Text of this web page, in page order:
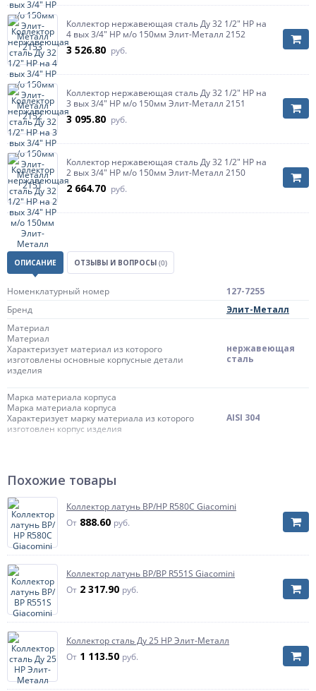
Коллектор нержавеющая сталь Ду 32 1/2" НР на
4 вых 3/4" НР м/о 150мм Элит-Металл 2152
3 526.80 руб.
Коллектор нержавеющая сталь Ду 32 1/2" НР на
3 вых 3/4" НР м/о 150мм Элит-Металл 2151
3 095.80 руб.
Коллектор нержавеющая сталь Ду 32 1/2" НР на
2 вых 3/4" НР м/о 150мм Элит-Металл 2150
2 664.70 руб.
ОПИСАНИЕ ОТЗЫВЫ И ВОПРОСЫ (0)
Номенклатурный номер
127-7255
Бренд
Элит-Металл
Материал
Материал
Характеризует материал из которого
изготовлены основные корпусные детали
изделия
нержавеющая
сталь
Марка материала корпуса
Марка материала корпуса
Характеризует марку материала из которого
изготовлен корпус изделия
AISI 304
Тип присоединения коллектора
Тип присоединения коллектора
Характеризует тип присоединения коллектора к
трубопроводу системы
Тип встроенного клапана
без клапанов
Давление
Давление
Характеризует максимальное допустимое
давление для коллектора и его контуров
16 бар
Страна происхождения
предназначен
использования в
систем
Похожие товары
Коллектор латунь ВР/НР R580C Giacomini
От 888.60 руб.
Коллектор латунь ВР/ВР R551S Giacomini
От 2 317.90 руб.
Коллектор сталь Ду 25 НР Элит-Металл
От 1 113.50 руб.